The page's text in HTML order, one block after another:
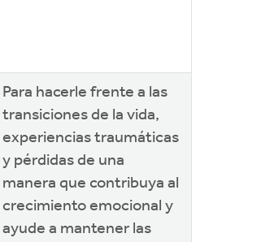
Para hacerle frente a las
transiciones de la vida,
experiencias traumáticas
y pérdidas de una
manera que contribuya al
crecimiento emocional y
ayude a mantener las